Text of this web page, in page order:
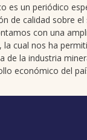
es un periódico
de calidad sobre el
con una
cual nos ha
de la industria
económico del